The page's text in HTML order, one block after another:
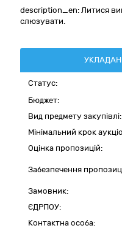
description_en: Литися
слюзувати.
Статус:
Бюджет:
Вид предмету закупівлі:
Мінімальний крок
Оцінка пропозицій:
Забезпечення
Замовник:
ЄДРПОУ:
Контактна особа: